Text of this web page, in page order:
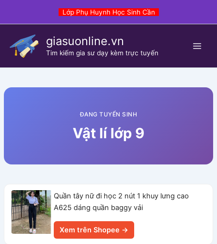
Lớp Phụ Huynh Học Sinh Cần
giasuonline.vn
Tim kiếm gia sư dạy kèm trực tuyến
ĐANG TUYỂN SINH
Vật lí lớp 9
Quần tây nữ đi học 2 nút 1 khuy lưng cao
A625 dáng quần baggy vải
Xem trên Shopee →